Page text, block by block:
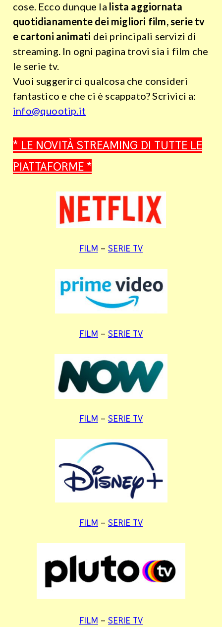
cose. Ecco dunque la lista aggiornata
quotidianamente dei migliori film, serie tv
e cartoni animati dei principali servizi di
streaming. In ogni pagina trovi sia i film che
le serie tv.
Vuoi suggerirci qualcosa che consideri
fantastico e che ci è scappato? Scrivici a:
info@quootip.it
* LE NOVITÀ STREAMING DI TUTTE LE
PIATTAFORME *
FILM – SERIE TV
FILM – SERIE TV
FILM – SERIE TV
FILM – SERIE TV
FILM – SERIE TV